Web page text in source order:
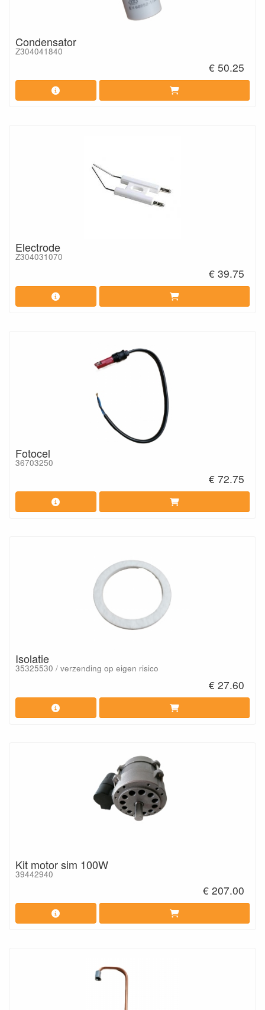
Condensator
Z304041840
€ 50.25
Electrode
Z304031070
€ 39.75
Fotocel
36703250
€ 72.75
Isolatie
35325530 / verzending op eigen risico
€ 27.60
Kit motor sim 100W
39442940
€ 207.00